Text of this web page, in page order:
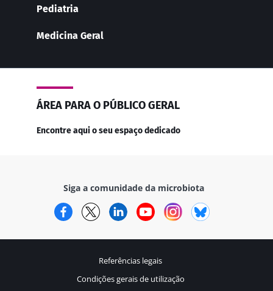
Pediatria
Medicina Geral
ÁREA PARA O PÚBLICO GERAL
Encontre aqui o seu espaço dedicado
Siga a comunidade da microbiota
FacebookTwitterLinkedInYouTubeInstagram
Referências legais
Condições gerais de utilização